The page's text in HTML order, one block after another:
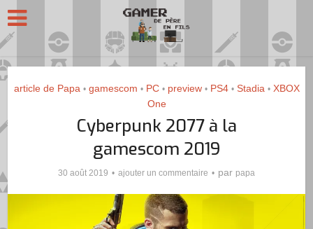
article de Papa • gamescom • PC • preview • PS4 • Stadia • XBOX
One
Cyberpunk 2077 à la
gamescom 2019
30 août 2019 ajouter un commentaire par papa